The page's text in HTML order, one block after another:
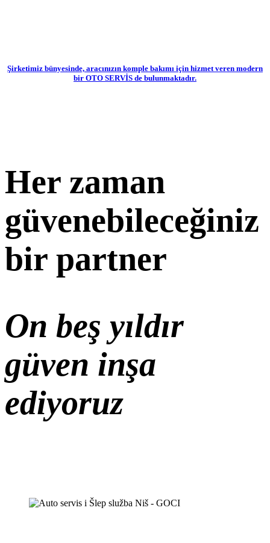
Şirketimiz bünyesinde, aracınızın komple bakımı için hizmet veren modern
bir OTO SERVİS de bulunmaktadır.
Her zaman
güvenebileceğiniz
bir partner
On beş yıldır
güven inşa
ediyoruz